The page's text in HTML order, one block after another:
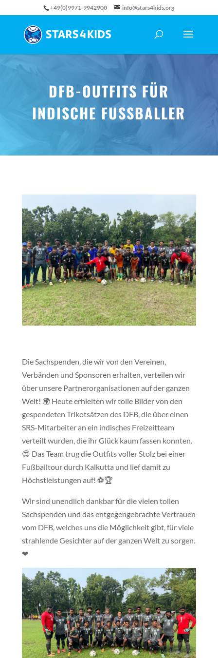
+49(0)9971-9942900 info@stars4kids.org
DFB-OUTFITS FÜR
INDISCHE FUSSBALLER
Die Sachspenden, die wir von den Vereinen,
Verbänden und Sponsoren erhalten, verteilen wir
über unsere Partnerorganisationen auf der ganzen
Welt! 🌍 Heute erhielten wir tolle Bilder von den
gespendeten Trikotsätzen des DFB, die über einen
SRS-Mitarbeiter an ein indisches Freizeitteam
verteilt wurden, die ihr Glück kaum fassen konnten.
😍 Das Team trug die Outfits voller Stolz bei einer
Fußballtour durch Kalkutta und lief damit zu
Höchstleistungen auf! ⚽️🏆
Wir sind unendlich dankbar für die vielen tollen
Sachspenden und das entgegengebrachte Vertrauen
vom DFB, welches uns die Möglichkeit gibt, für viele
strahlende Gesichter auf der ganzen Welt zu sorgen.
❤